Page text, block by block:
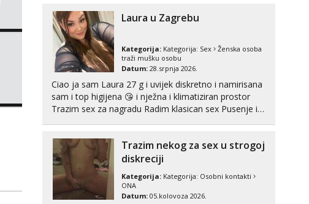
poljupce po tijelu koji me jako pale,obozavam kad
muskar...
Laura u Zagrebu
Kategorija: Kategorija: Sex
Ženska osoba
traži mušku osobu
Datum: 28.srpnja 2026.
Ciao ja sam Laura 27 g i uvijek diskretno i namirisana
sam i top higijena 😘 i nježna i klimatiziran prostor
Trazim sex za nagradu Radim klasican sex Pusenje i
neljubim se Wha...Trazim nekog za sex u strogoj
diskreciji
Kategorija: Kategorija: Osobni kontakti
ONA
Datum: 05.kolovoza 2026.